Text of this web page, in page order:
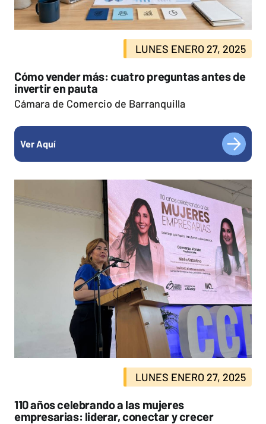
LUNES ENERO 27, 2025
Cómo vender más: cuatro preguntas antes de
invertir en pauta
Cámara de Comercio de Barranquilla
Ver Aquí
LUNES ENERO 27, 2025
110 años celebrando a las mujeres
empresarias: liderar, conectar y crecer